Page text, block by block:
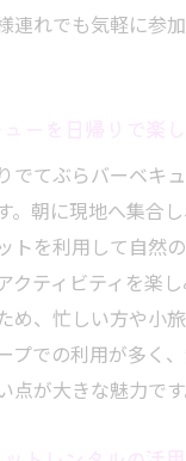
な手ぶらバーベキ
人気のおしゃれて
ル
ーベキューで叶う
連れでも気軽に参
でてぶらバーベキ
。朝に現地へ集合
トを利用して自然
クティビティを楽
め、忙しい方や小旅
プでの利用が多く
点が大きな魅力です